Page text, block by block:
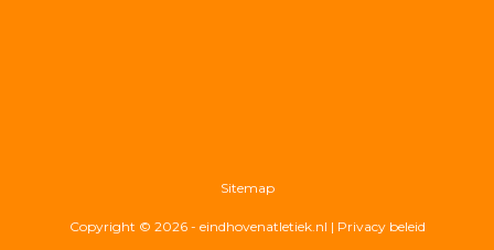
Sitemap
Copyright © 2026 - eindhovenatletiek.nl | Privacy beleid